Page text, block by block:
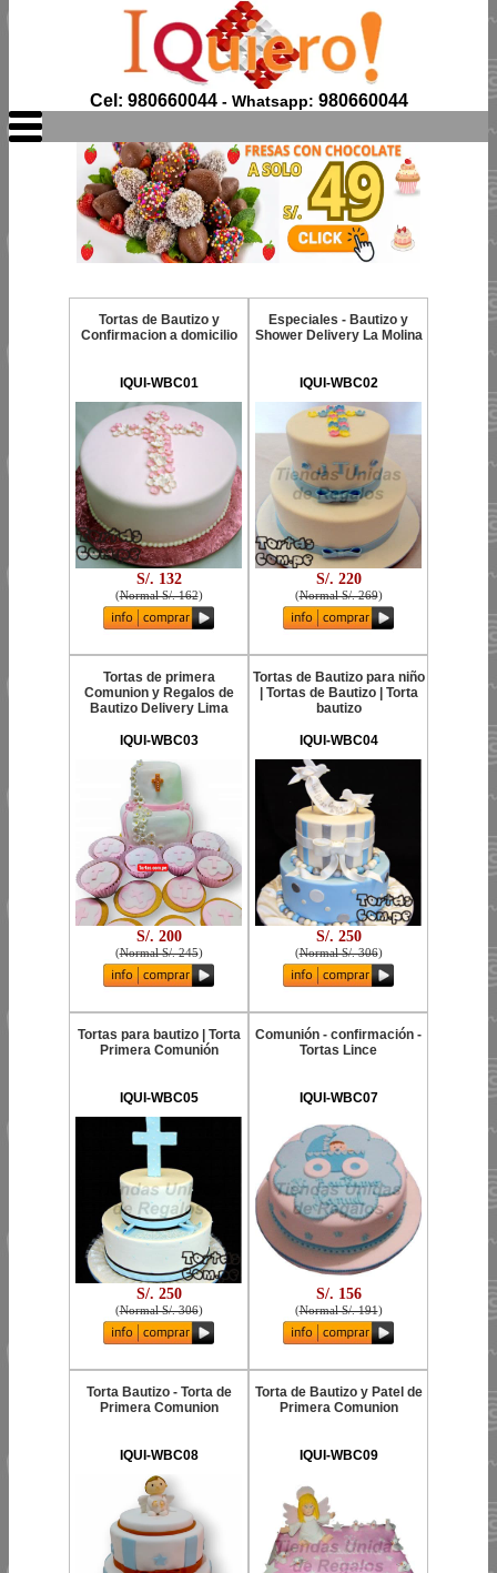
Cel: 980660044- Whatsapp: 980660044
Tortas de Bautizo y
Confirmacion a domicilio
IQUI-WBC01
S/. 132
(Normal S/. 162)
Especiales - Bautizo y
Shower Delivery La Molina
IQUI-WBC02
S/. 220
(Normal S/. 269)
Tortas de primera
Comunion y Regalos de
Bautizo Delivery Lima
IQUI-WBC03
S/. 200
(Normal S/. 245)
Tortas de Bautizo para niño
| Tortas de Bautizo | Torta
bautizo
IQUI-WBC04
S/. 250
(Normal S/. 306)
Tortas para bautizo | Torta
Primera Comunión
IQUI-WBC05
S/. 250
(Normal S/. 306)
Comunión - confirmación -
Tortas Lince
IQUI-WBC07
S/. 156
(Normal S/. 191)
Torta Bautizo - Torta de
Primera Comunion
IQUI-WBC08
Torta de Bautizo y Patel de
Primera Comunion
IQUI-WBC09